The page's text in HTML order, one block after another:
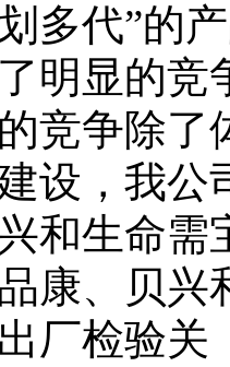
多代”的
明显的竞
争除了
设，我
和生命
康、贝
厂检验关